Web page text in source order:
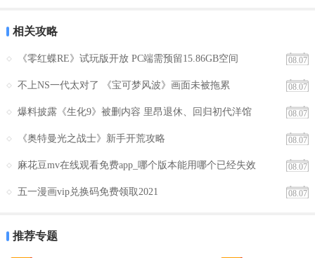
相关攻略
08.07
《零红蝶RE》试玩版开放 PC端需预留15.86GB空间
08.07
不上NS一代太对了 《宝可梦风波》画面未被拖累
08.07
爆料披露《生化9》被删内容 里昂退休、回归初代洋馆
08.07
《奥特曼光之战士》新手开荒攻略
08.07
麻花豆mv在线观看免费app_哪个版本能用哪个已经失效
08.07
五一漫画vip兑换码免费领取2021
推荐专题